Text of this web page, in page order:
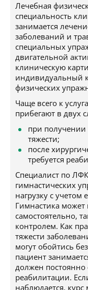
Лечебная
специальность
занимается
заболеваний и
специальных
двигательной
клиническую
индивидуальный
физических
Чаще всего к
прибегают в двух
при получении
тяжести;
после
требуется
Специалист по
гимнастических
нагрузку с учетом
Гимнастика может
самостоятельно,
контролем. Как
тяжести
могут обойтись
пациент
должен
реабилитации.
наблюдается,